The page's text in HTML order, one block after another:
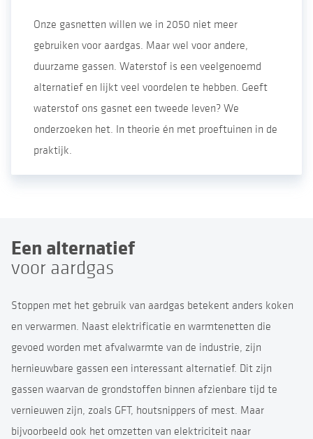
Onze gasnetten willen we in 2050 niet meer
gebruiken voor aardgas. Maar wel voor andere,
duurzame gassen. Waterstof is een veelgenoemd
alternatief en lijkt veel voordelen te hebben. Geeft
waterstof ons gasnet een tweede leven? We
onderzoeken het. In theorie én met proeftuinen in de
praktijk.
Een alternatief
voor aardgas
Stoppen met het gebruik van aardgas betekent anders koken
en verwarmen. Naast elektrificatie en warmtenetten die
gevoed worden met afvalwarmte van de industrie, zijn
hernieuwbare gassen een interessant alternatief. Dit zijn
gassen waarvan de grondstoffen binnen afzienbare tijd te
vernieuwen zijn, zoals GFT, houtsnippers of mest. Maar
bijvoorbeeld ook het omzetten van elektriciteit naar